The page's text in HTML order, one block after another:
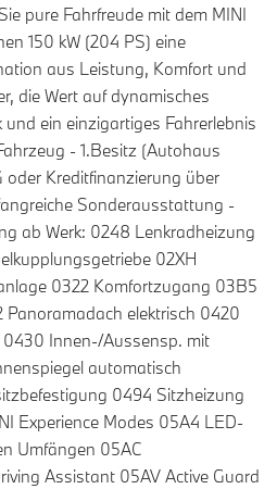
pure Fahrfreude mit dem MINI
150 kW (204 PS) eine
aus Leistung, Komfort und
die Wert auf dynamisches
und ein einzigartiges Fahrerlebnis
- 1.Besitz (Autohaus
oder Kreditfinanzierung über
Sonderausstattung -
ab Werk: 0248 Lenkradheizung
02XH
0322 Komfortzugang 03B5
Panoramadach elektrisch 0420
Innen-/Aussensp. mit
automatisch
0494 Sitzheizung
Experience Modes 05A4 LED-
Umfängen 05AC
Assistant 05AV Active Guard